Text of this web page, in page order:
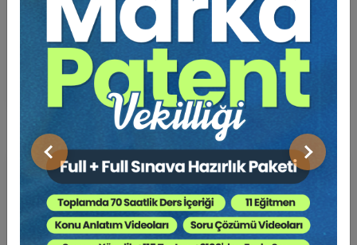
Önceki Sonraki
22-23-24 Ekim 2026
VII. BORÇLAR HUKUKU KONGRESİ (Erken Kayıt
İndirimli)
1000 TL
750 TL
Hukuk Eğitim